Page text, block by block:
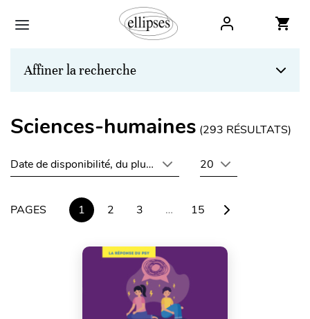
Affiner la recherche
Sciences-humaines (293 RÉSULTATS)
Date de disponibilité, du plus récent au plus ancien
20
PAGES 1 2 3 … 15